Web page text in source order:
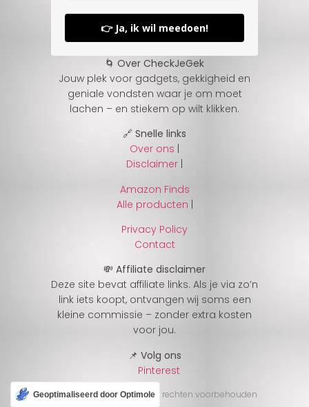
👉 Ja, ik wil meedoen!
🌀 Over CheckJeGek
Jouw plek voor gadgets, gekkigheid en
geniale vondsten waar je om moet
lachen – en stiekem op wilt klikken.
🔗 Snelle links
Over ons
Disclaimer
Amazon Finds
Alle producten |
Privacy Policy
Contact
💸 Affiliate disclaimer
Deze site bevat affiliate links. Als je via zo’n
link iets koopt, ontvangen wij soms een
kleine commissie – zonder extra kosten
voor jou.
📌 Volg ons
Pinterest
© 2025 CheckJeGek – Alle rechten voorbehouden
Geoptimaliseerd door Optimole